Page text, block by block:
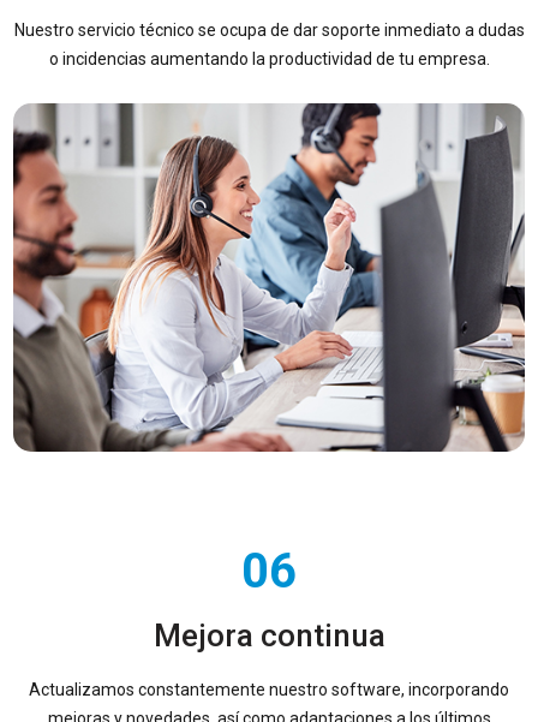
Nuestro servicio técnico se ocupa de dar soporte inmediato a dudas
o incidencias aumentando la productividad de tu empresa.
06
Mejora continua
Actualizamos constantemente nuestro software, incorporando
mejoras y novedades, así como adaptaciones a los últimos